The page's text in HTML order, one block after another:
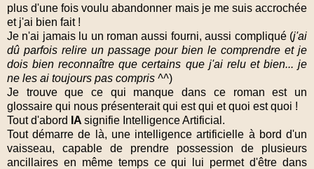
plus d'une fois voulu abandonner mais je me suis accrochée
et j'ai bien fait !
Je n'ai jamais lu un roman aussi fourni, aussi compliqué (j'ai
dû parfois relire un passage pour bien le comprendre et je
dois bien reconnaître que certains que j'ai relu et bien... je
ne les ai toujours pas compris ^^)
Je trouve que ce qui manque dans ce roman est un
glossaire qui nous présenterait qui est qui et quoi est quoi !
Tout d'abord IA signifie Intelligence Artificial.
Tout démarre de là, une intelligence artificielle à bord d'un
vaisseau, capable de prendre possession de plusieurs
ancillaires en même temps ce qui lui permet d'être dans